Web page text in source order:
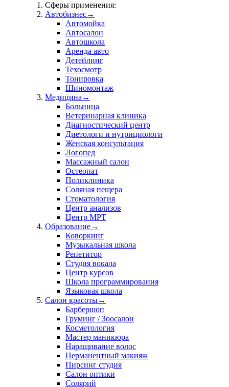
Сферы применения:
Автобизнес→
Автомойка
Автосалон
Автошкола
Аренда авто
Детейлинг
Техосмотр
Тонировка
Шиномонтаж
Медицина →
Больница
Ветеринарная клиника
Диагностический центр
Диетологи и нутрициологи
Женская консультация
Логопед
Массажный салон
Остеопат
Поликлиника
Соляная пещера
Стоматология
Центр анализов
Центр МРТ
Образование→
Коворкинг
Музыкальная школа
Репетитор
Студия вокала
Центр курсов
Школа программирования
Языковая школа
Салон красоты→
Барбершоп
Груминг / Зоосалон
Косметология
Мастер маникюра
Наращивание волос
Перманентный макияж
Пирсинг студия
Салон оптики
Солярий